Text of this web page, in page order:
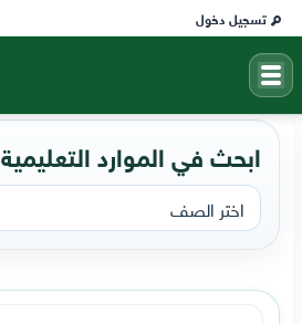
تسجيل دخول
ابحث في الموارد التعليمية